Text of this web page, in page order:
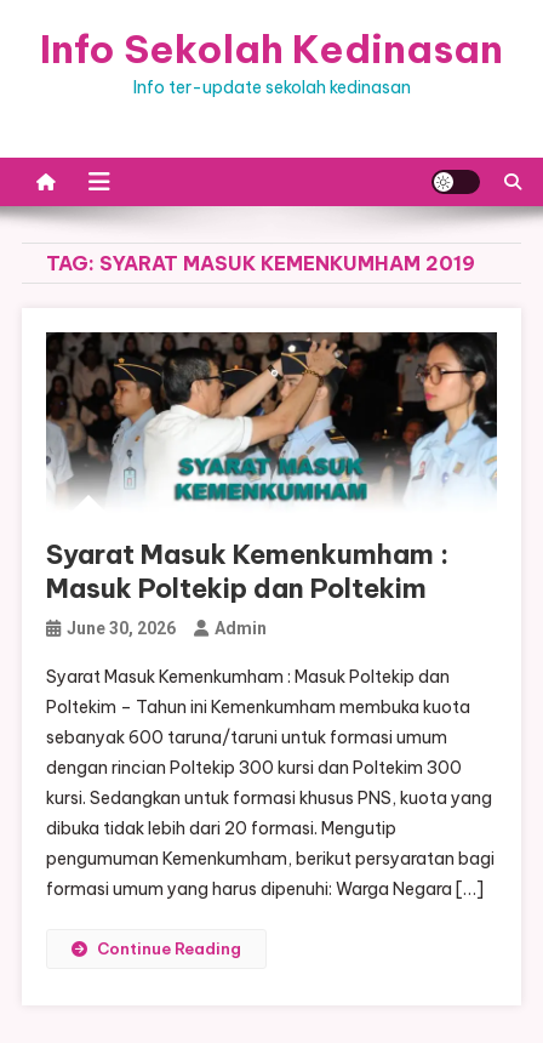
Info Sekolah Kedinasan
Info ter-update sekolah kedinasan
TAG: SYARAT MASUK KEMENKUMHAM 2019
Syarat Masuk Kemenkumham :
Masuk Poltekip dan Poltekim
June 30, 2026 Admin
Syarat Masuk Kemenkumham : Masuk Poltekip dan
Poltekim – Tahun ini Kemenkumham membuka kuota
sebanyak 600 taruna/taruni untuk formasi umum
dengan rincian Poltekip 300 kursi dan Poltekim 300
kursi. Sedangkan untuk formasi khusus PNS, kuota yang
dibuka tidak lebih dari 20 formasi. Mengutip
pengumuman Kemenkumham, berikut persyaratan bagi
formasi umum yang harus dipenuhi: Warga Negara […]
Continue Reading